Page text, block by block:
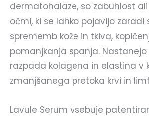
dermatohalaze, so zabuhlost
očmi, ki se lahko pojavijo zaradi
sprememb kože in tkiva,
pomanjkanja spanja. Nastanejo
razpada kolagena in elastina v
zmanjšanega pretoka krvi in
Lavule Serum vsebuje